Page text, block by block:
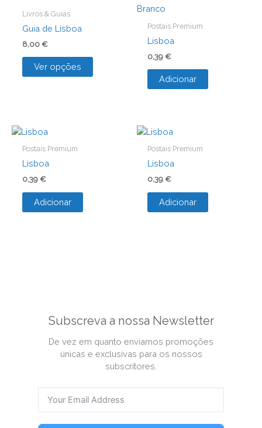
Livros & Guias
Guia de Lisboa
8,00 €
Ver opções
This
Postais Premium
Lisboa
0,39 €
Adicionar
Postais Premium
Lisboa
0,39 €
Adicionar
Postais Premium
Lisboa
0,39 €
Adicionar
Subscreva a nossa Newsletter
De vez em quanto enviamos promoções
únicas e exclusivas para os nossos
subscritores.